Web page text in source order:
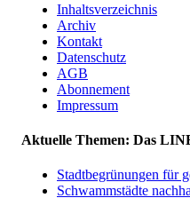
Inhaltsverzeichnis
Archiv
Kontakt
Datenschutz
AGB
Abonnement
Impressum
Aktuelle Themen: Das
Stadtbegrünungen für
Schwammstädte